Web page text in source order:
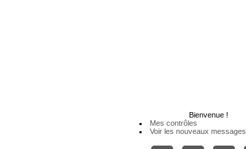
Bienvenue !
Mes contrôles
Voir les nouveaux messages